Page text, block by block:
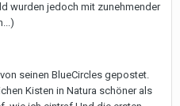
wurden jedoch mit zunehmender
seinen BlueCircles gepostet.
Kisten in Natura schöner als